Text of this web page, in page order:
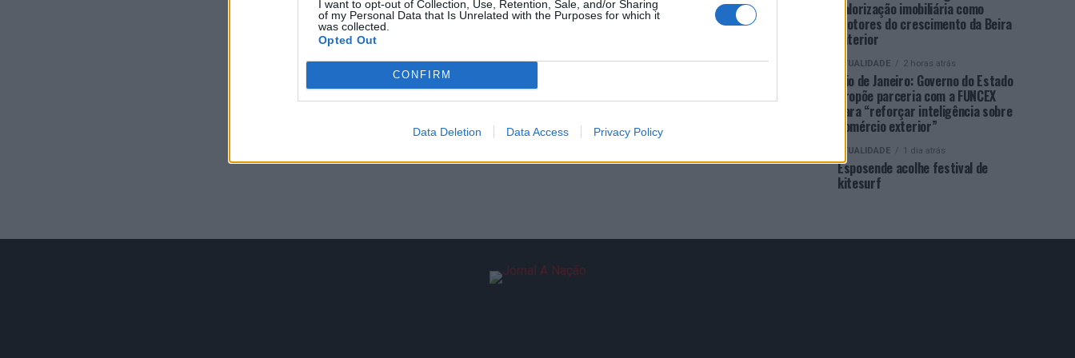
I want to opt-out of Collection, Use, Retention, Sale, and/or Sharing
of my Personal Data that Is Unrelated with the Purposes for which it
was collected.
Opted Out
CONFIRM
Data Deletion Data Access Privacy Policy
valorização imobiliária como
motores do crescimento da Beira
Interior
ATUALIDADE 2 horas atrás
Rio de Janeiro: Governo do Estado
propõe parceria com a FUNCEX
para “reforçar inteligência sobre
comércio exterior”
ATUALIDADE 1 dia atrás
Esposende acolhe festival de
kitesurf